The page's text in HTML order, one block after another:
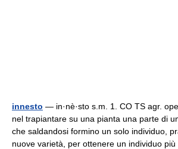
innesto — in·nè·sto s.m. 1. CO TS agr.
nel trapiantare su una pianta una parte di
che saldandosi formino un solo individuo,
nuove varietà, per ottenere un individuo